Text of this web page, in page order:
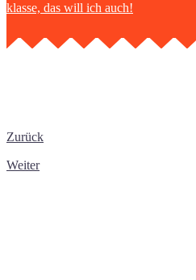
klasse, das will ich auch!
Zurück
Weiter